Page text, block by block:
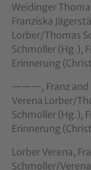
Weidinger
Franziska
Lorber/Thomas
Schmoller (Hg.),
Erinnerung
———, Franz and
Verena Lorber/
Schmoller (Hg.),
Erinnerung
Lorber Verena,
Schmoller/